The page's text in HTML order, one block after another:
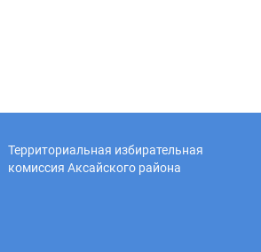
Территориальная избирательная
комиссия Аксайского района